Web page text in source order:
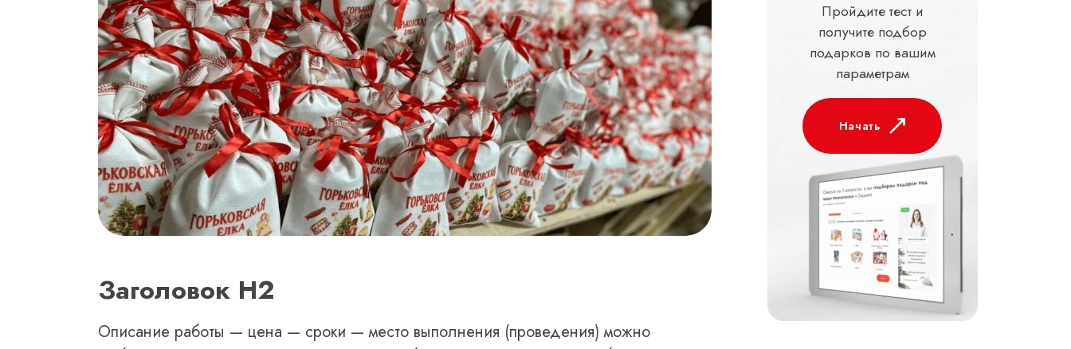
Заголовок Н2
Описание работы — цена — сроки — место выполнения (проведения) можно
Пройдите тест и
получите подбор
подарков по вашим
параметрам
Начать